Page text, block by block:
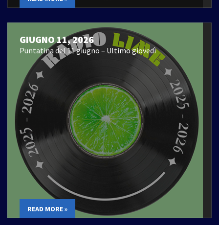
GIUGNO 11, 2026
Puntatina del 11 giugno – Ultimo giovedì
READ MORE »